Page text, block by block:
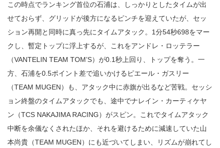
この時点でランキング首位の石浦は、しっかりとしたタイムが出
せておらず、グリッドが後方になるピンチを迎えていたが、セッ
ション再開と同時に真っ先にタイムアタック。1分54秒698をマー
クし、暫定トップに浮上するが、これをアンドレ・ロッテラー
（VANTELIN TEAM TOM’S）が0.1秒上回り、トップを奪う。一
方、石浦を0.5ポイント差で追いかけるピエール・ガスリー
（TEAM MUGEN）も、アタック中に赤旗が出るなど苦戦。セッシ
ョン終盤のタイムアタックでも、途中でナレイン・カーティケヤ
ン（TCS NAKAJIMA RACING）がスピン。これでタイムアタック
中断を余儀なくされたほか、それを避けるために減速していた山
本尚貴（TEAM MUGEN）にも近づいてしまい、リズムが崩れてし